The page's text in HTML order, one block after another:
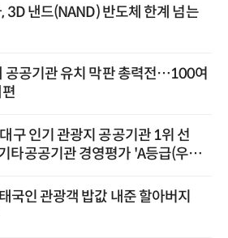
3D 낸드(NAND) 반도체 한계 넘는
공공기관 유치 막판 총력전…100여
구 인기 관광지 공공기관 1위 선
공공기관 경영평가 'A등급(우수)'
국인 관광객 밥값 내준 할아버지